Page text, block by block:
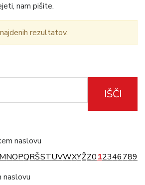
nam pišite.
rezultatov.
IŠČI
naslovu
MNOPQRŠSTUVWXYŽZ012346789
naslovu